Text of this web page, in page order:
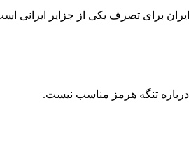
برای تصرف یکی از جزایر ایرانی
درباره تنگه هرمز مناسب نیست.